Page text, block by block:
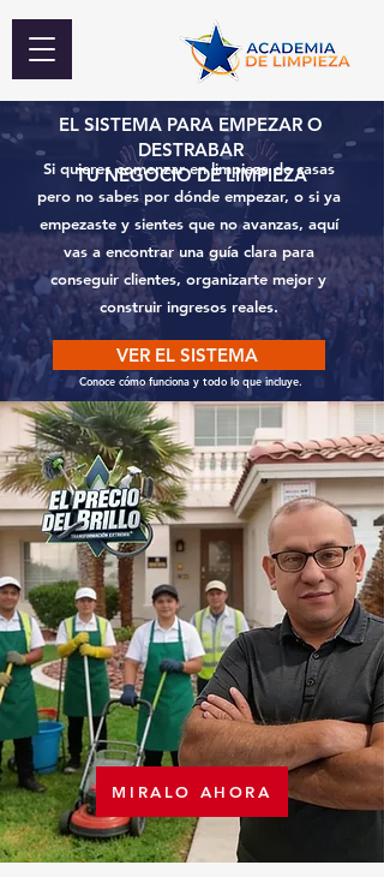
EL SISTEMA PARA EMPEZAR O
DESTRABAR
TU NEGOCIO DE LIMPIEZA
Si quieres comenzar en limpieza de casas
pero no sabes por dónde empezar, o si ya
empezaste y sientes que no avanzas, aquí
vas a encontrar una guía clara para
conseguir clientes, organizarte mejor y
construir ingresos reales.
VER EL SISTEMA
Conoce cómo funciona y todo lo que incluye.
MIRALO AHORA